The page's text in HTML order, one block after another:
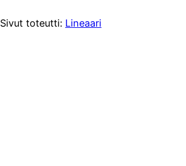
Sivut toteutti: Lineaari